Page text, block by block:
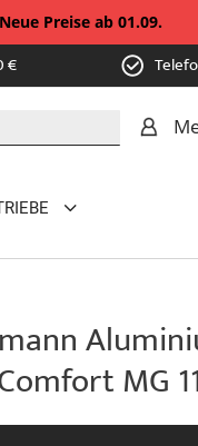
Preise ab 01.09.
€
MG